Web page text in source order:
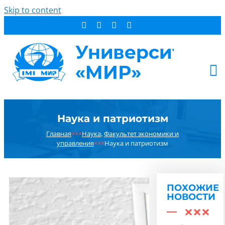
Skip to content
ДОПОБРАЗОВАНИЕ
КОНТАКТЫ
РЕЗУЛЬТАТ ПОИСКА:
Наука и патриотизм
Главная×××Наука,Факультет экономики и
управления×××Наука и патриотизм
ПОХОЖИЕ
НОВОСТИ